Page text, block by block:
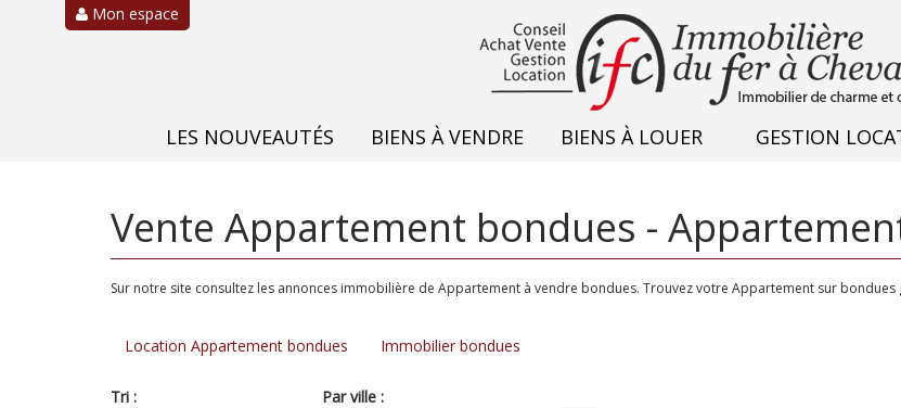
Mon espace
LES NOUVEAUTÉS BIENS À VENDRE BIENS À LOUER GESTION
Vente Appartement bondues -
Sur notre site consultez les annonces immobilière de Appartement à vendre bondues. Trouvez votre Appartement sur
Location Appartement bondues Immobilier bondues
Tri :
Par ville :